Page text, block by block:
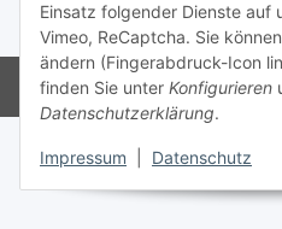
Einsatz folgender Dienste auf
Vimeo, ReCaptcha. Sie
ändern (Fingerabdruck-Icon
finden Sie unter Konfigurieren
Datenschutzerklärung.
Impressum Datenschutz
* Alle Preise inkl. gesetzlicher USt., zzgl.
Powered by